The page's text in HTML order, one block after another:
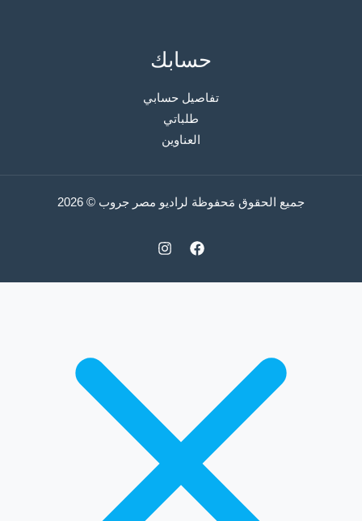
حسابك
تفاصيل حسابي
طلباتي
العناوين
جميع الحقوق مَحفوظة لراديو مصر جروب © 2026